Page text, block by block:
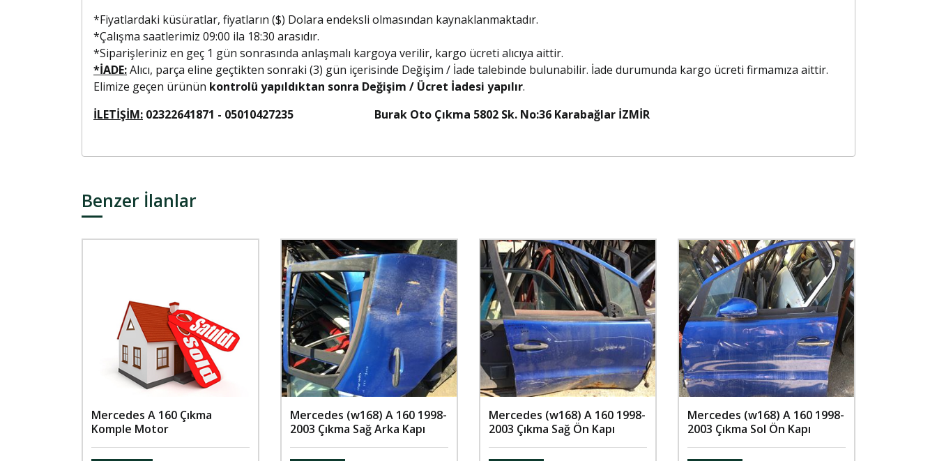
*Fiyatlardaki küsüratlar, fiyatların ($) Dolara endeksli olmasından kaynaklanmaktadır.
*Çalışma saatlerimiz 09:00 ila 18:30 arasıdır.
*Siparişleriniz en geç 1 gün sonrasında anlaşmalı kargoya verilir, kargo ücreti alıcıya aittir.
*İADE:Alıcı, parça eline geçtikten sonraki (3) gün içerisinde Değişim / İade talebinde bulunabilir. İade durumunda kargo ücreti firmamıza aittir.
Elimize geçen ürünün kontrolü yapıldıktan sonra Değişim / Ücret İadesi yapılır.
İLETİŞİM: 02322641871 - 05010427235 Burak Oto Çıkma 5802 Sk. No:36 Karabağlar İZMİR
Benzer İlanlar
Mercedes A 160 Çıkma
Komple Motor
Mercedes (w168) A 160 1998-
2003 Çıkma Sağ Arka Kapı
Mercedes (w168) A 160 1998-
2003 Çıkma Sağ Ön Kapı
Mercedes (w168) A 160 1998-
2003 Çıkma Sol Ön Kapı